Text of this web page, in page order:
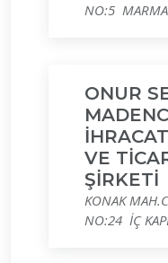
NO:5
ONUR
VE
ŞİRKETİ
KONAK
NO:24 İÇ